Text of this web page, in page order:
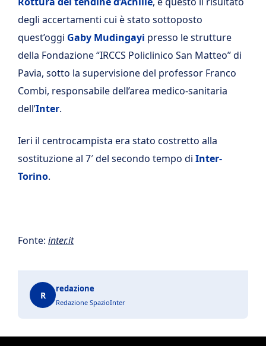
degli accertamenti cui è stato sottoposto
quest’oggi Gaby Mudingayi presso le strutture
della Fondazione “IRCCS Policlinico San Matteo” di
Pavia, sotto la supervisione del professor Franco
Combi, responsabile dell’area medico-sanitaria
dell’Inter.
Ieri il centrocampista era stato costretto alla
sostituzione al 7′ del secondo tempo di Inter-
Torino.
Fonte: inter.it
R
redazione
Redazione SpazioInter